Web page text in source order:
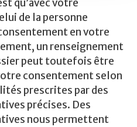
qu’avec votre
de la personne
en votre
un renseignement
peut toutefois être
consentement selon
prescrites par des
précises. Des
nous permettent